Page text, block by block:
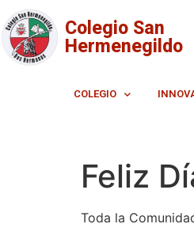
Colegio San
Hermenegildo
COLEGIO
Feliz
Toda la